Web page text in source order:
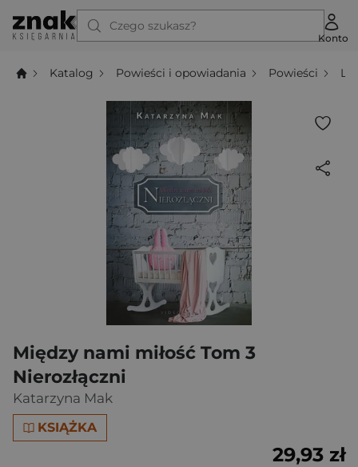
Czego szukasz?
Konto
Katalog Powieści i opowiadania Powieści
Między nami miłość Tom 3
Nierozłączni
Katarzyna Mak
KSIĄŻKA
29,93 zł